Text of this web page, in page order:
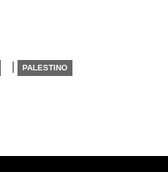
| PALESTINO